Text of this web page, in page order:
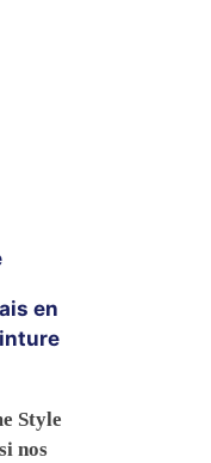
en
Style
nos